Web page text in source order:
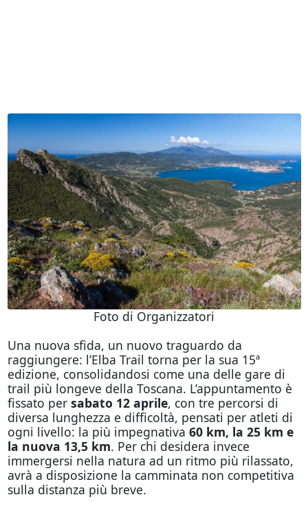
Foto di Organizzatori
Una nuova sfida, un nuovo traguardo da
raggiungere: l’Elba Trail torna per la sua 15ª
edizione, consolidandosi come una delle gare di
trail più longeve della Toscana. L’appuntamento è
fissato per sabato 12 aprile, con tre percorsi di
diversa lunghezza e difficoltà, pensati per atleti di
ogni livello: la più impegnativa 60 km, la 25 km e
la nuova 13,5 km. Per chi desidera invece
immergersi nella natura ad un ritmo più rilassato,
avrà a disposizione la camminata non competitiva
sulla distanza più breve.